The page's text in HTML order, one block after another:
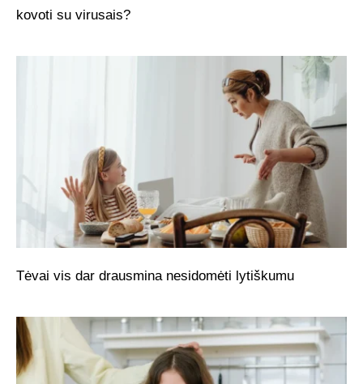
kovoti su virusais?
Tėvai vis dar drausmina nesidomėti lytiškumu